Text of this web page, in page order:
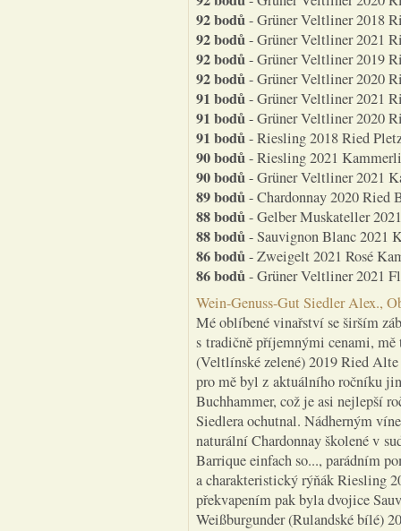
92 bodů- Grüner Veltliner 2018
92 bodů- Grüner Veltliner 2021
92 bodů- Grüner Veltliner 2019
92 bodů- Grüner Veltliner 2020
91 bodů- Grüner Veltliner 2021
91 bodů- Grüner Veltliner 2020
91 bodů- Riesling 2018 Ried
90 bodů- Riesling 2021
90 bodů- Grüner Veltliner 2021
89 bodů- Chardonnay 2020 Ried
88 bodů- Gelber Muskateller
88 bodů- Sauvignon Blanc 2021
86 bodů- Zweigelt 2021 Rosé
86 bodů- Grüner Veltliner 2021
Wein-Genuss-Gut Siedler Alex.,
Mé oblíbené vinařství se širším
s tradičně příjemnými cenami,
(Veltlínské zelené) 2019 Ried
pro mě byl z aktuálního ročníku
Buchhammer, což je asi nejlepší
Siedlera ochutnal. Nádherným
naturální Chardonnay školené v
Barrique einfach so..., parádním
a charakteristický rýňák Riesling
překvapením pak byla dvojice
Weißburgunder (Rulandské bílé)